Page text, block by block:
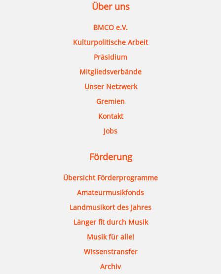
Über uns
BMCO e.V.
Kulturpolitische Arbeit
Präsidium
Mitgliedsverbände
Unser Netzwerk
Gremien
Kontakt
Jobs
Förderung
Übersicht Förderprogramme
Amateurmusikfonds
Landmusikort des Jahres
Länger fit durch Musik
Musik für alle!
Wissenstransfer
Archiv